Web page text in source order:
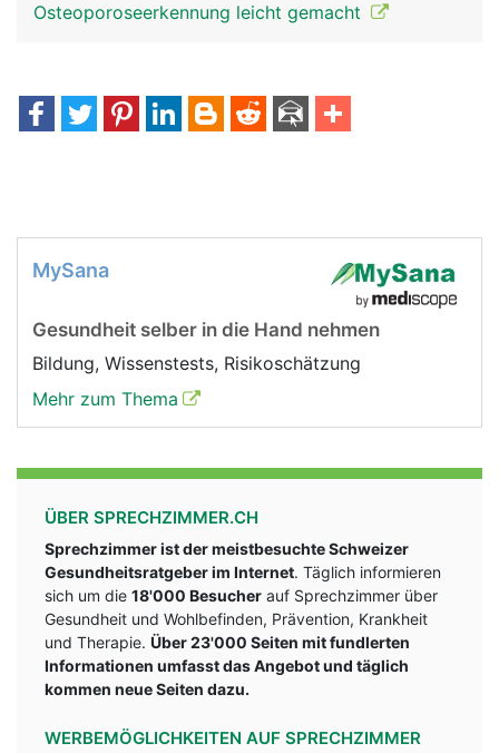
Osteoporoseerkennung leicht gemacht
MySana
Gesundheit selber in die Hand nehmen
Bildung, Wissenstests, Risikoschätzung
Mehr zum Thema
ÜBER SPRECHZIMMER.CH
Sprechzimmer ist der meistbesuchte Schweizer
Gesundheitsratgeber im Internet. Täglich informieren
sich um die 18'000 Besucher auf Sprechzimmer über
Gesundheit und Wohlbefinden, Prävention, Krankheit
und Therapie. Über 23'000 Seiten mit fundlerten
Informationen umfasst das Angebot und täglich
kommen neue Seiten dazu.
WERBEMÖGLICHKEITEN AUF SPRECHZIMMER